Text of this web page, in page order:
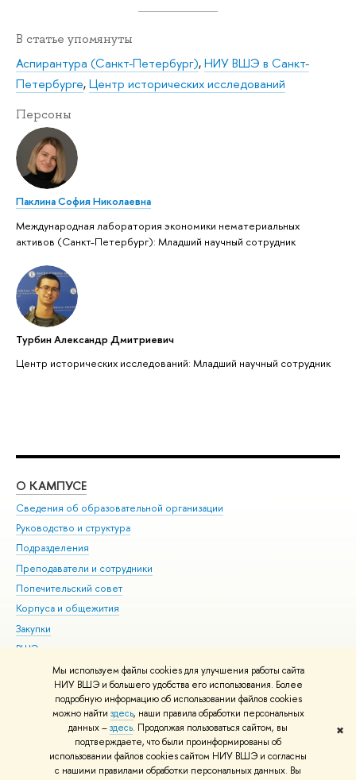
Мы используем файлы cookies для улучшения работы сайта
НИУ ВШЭ и большего удобства его использования. Более
подробную информацию об использовании файлов cookies
можно найти здесь, наши правила обработки персональных
данных –здесь. Продолжая пользоваться сайтом, вы
подтверждаете, что были проинформированы об
использовании файлов cookies сайтом НИУ ВШЭ и согласны
с нашими правилами обработки персональных данных. Вы
✖
В статье упомянуты
Аспирантура (Санкт-Петербург),НИУ ВШЭ в Санкт-
Петербурге,Центр исторических исследований
Персоны
Паклина София Николаевна
Международная лаборатория экономики нематериальных
активов (Санкт-Петербург): Младший научный сотрудник
Турбин Александр Дмитриевич
Центр исторических исследований: Младший научный сотрудник
О КАМПУСЕ
Сведения об образовательной организации
Руководство и структура
Подразделения
Преподаватели и сотрудники
Попечительский совет
Корпуса и общежития
Закупки
ВШЭ для студентов с ограниченными возможностями
здоровья и инвалидностью
Версия для слабовидящих
Единая платежная страница
© НИУ ВШЭ 1993–2026 Адреса и контакты Условия использования
материалов Политика конфиденциальности Карта сайта